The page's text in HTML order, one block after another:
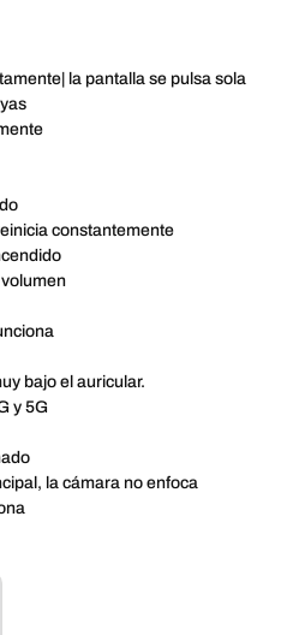
la pantalla se pulsa sola
constantemente
bajo el auricular.
y 5G
la cámara no enfoca